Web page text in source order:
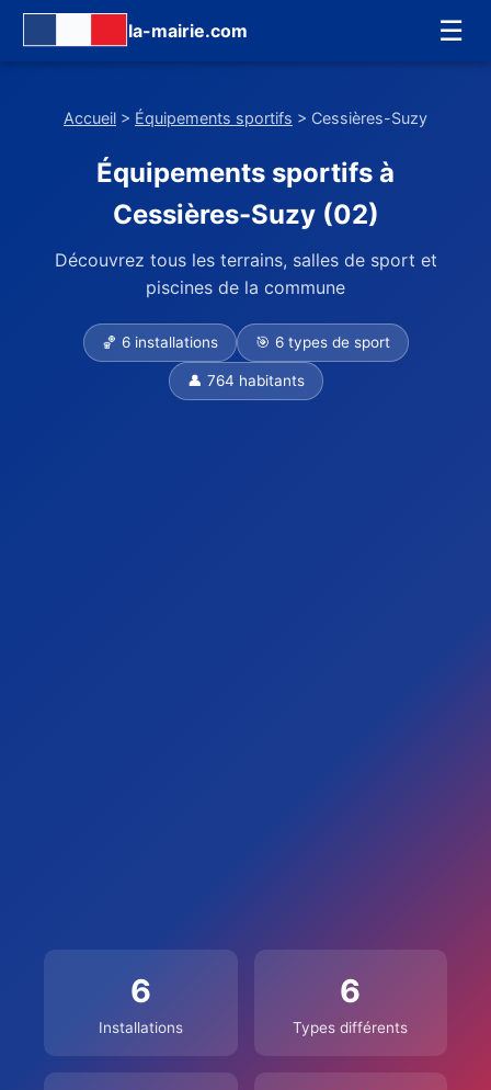
la-mairie.com ☰
Accueil > Équipements sportifs > Cessières-Suzy
Équipements sportifs à
Cessières-Suzy (02)
Découvrez tous les terrains, salles de sport et
piscines de la commune
🏀 6 installations 🎯 6 types de sport
👤 764 habitants
6
Installations
6
Types différents